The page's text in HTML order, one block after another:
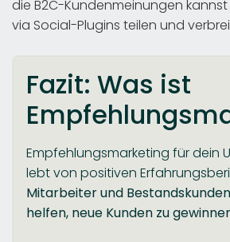
die B2C-Kundenmeinungen
via Social-Plugins teilen und
Fazit: Was ist
Empfehlungsmarketing für dein
lebt von positiven
Mitarbeiter und
helfen, neue Kunden zu